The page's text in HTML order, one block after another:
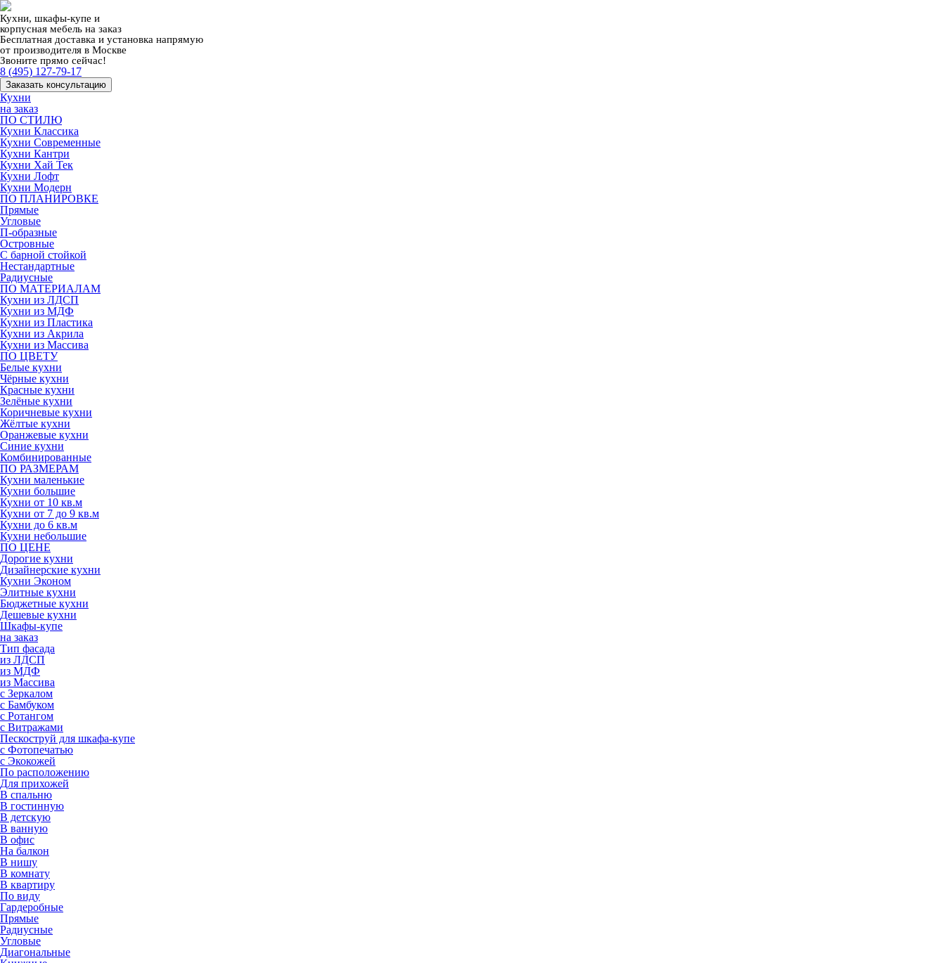
Кухни, шкафы-купе и
корпусная мебель на заказ
Бесплатная доставка и установка напрямую
от производителя в Москве
Звоните прямо сейчас!
8 (495) 127-79-17
Заказать консультацию
Кухни
на заказ
ПО СТИЛЮ
Кухни Классика
Кухни Современные
Кухни Кантри
Кухни Хай Тек
Кухни Лофт
Кухни Модерн
ПО ПЛАНИРОВКЕ
Прямые
Угловые
П-образные
Островные
С барной стойкой
Нестандартные
Радиусные
ПО МАТЕРИАЛАМ
Кухни из ЛДСП
Кухни из МДФ
Кухни из Пластика
Кухни из Акрила
Кухни из Массива
ПО ЦВЕТУ
Белые кухни
Чёрные кухни
Красные кухни
Зелёные кухни
Коричневые кухни
Жёлтые кухни
Оранжевые кухни
Синие кухни
Комбинированные
ПО РАЗМЕРАМ
Кухни маленькие
Кухни большие
Кухни от 10 кв.м
Кухни от 7 до 9 кв.м
Кухни до 6 кв.м
Кухни небольшие
ПО ЦЕНЕ
Дорогие кухни
Дизайнерские кухни
Кухни Эконом
Элитные кухни
Бюджетные кухни
Дешевые кухни
Шкафы-купе
на заказ
Тип фасада
из ЛДСП
из МДФ
из Массива
с Зеркалом
с Бамбуком
с Ротангом
с Витражами
Пескоструй для шкафа-купе
с Фотопечатью
с Экокожей
По расположению
Для прихожей
В спальню
В гостинную
В детскую
В ванную
В офис
На балкон
В нишу
В комнату
В квартиру
По виду
Гардеробные
Прямые
Радиусные
Угловые
Диагональные